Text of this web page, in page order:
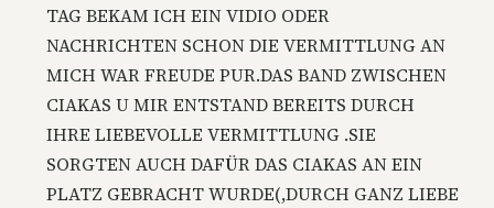
TAG BEKAM ICH EIN VIDIO ODER
NACHRICHTEN SCHON DIE VERMITTLUNG AN
MICH WAR FREUDE PUR.DAS BAND ZWISCHEN
CIAKAS U MIR ENTSTAND BEREITS DURCH
IHRE LIEBEVOLLE VERMITTLUNG .SIE
SORGTEN AUCH DAFÜR DAS CIAKAS AN EIN
PLATZ GEBRACHT WURDE(,DURCH GANZ LIEBE